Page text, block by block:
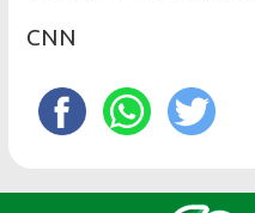
CNN